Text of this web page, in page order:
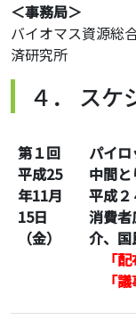
＜事務局＞
バイオマス資源総
済研究所
４． スケ
第１回
平成25
年11月
15日
（金）
パイ
中間
平成２
消費者
介、国
「
「